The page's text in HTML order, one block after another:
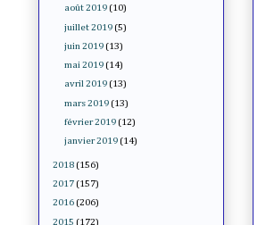
août 2019 (10)
juillet 2019 (5)
juin 2019 (13)
mai 2019 (14)
avril 2019 (13)
mars 2019 (13)
février 2019 (12)
janvier 2019 (14)
2018 (156)
2017 (157)
2016 (206)
2015 (172)